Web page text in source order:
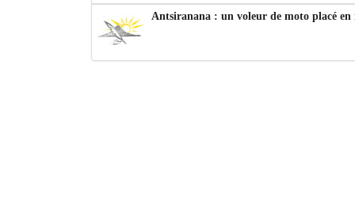
Antsiranana : un voleur de moto placé en